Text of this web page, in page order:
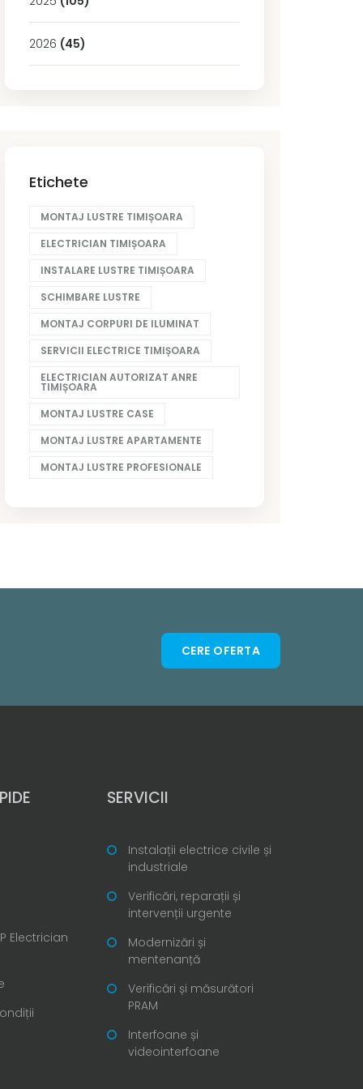
2026 (45)
Etichete
MONTAJ LUSTRE TIMIȘOARA
ELECTRICIAN TIMIȘOARA
INSTALARE LUSTRE TIMIȘOARA
SCHIMBARE LUSTRE
MONTAJ CORPURI DE ILUMINAT
SERVICII ELECTRICE TIMIȘOARA
ELECTRICIAN AUTORIZAT ANRE
TIMIȘOARA
MONTAJ LUSTRE CASE
MONTAJ LUSTRE APARTAMENTE
MONTAJ LUSTRE PROFESIONALE
CERE OFERTA
Electrician
SERVICII
Instalații electrice civile și
industriale
Verificări, reparații și
intervenții urgente
Modernizări și
mentenanță
Verificări și măsurători
PRAM
Interfoane și
videointerfoane